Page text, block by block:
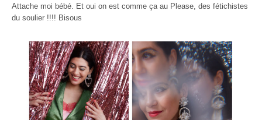
Attache moi bébé. Et oui on est comme ça au Please, des fétichistes
du soulier !!!! Bisous